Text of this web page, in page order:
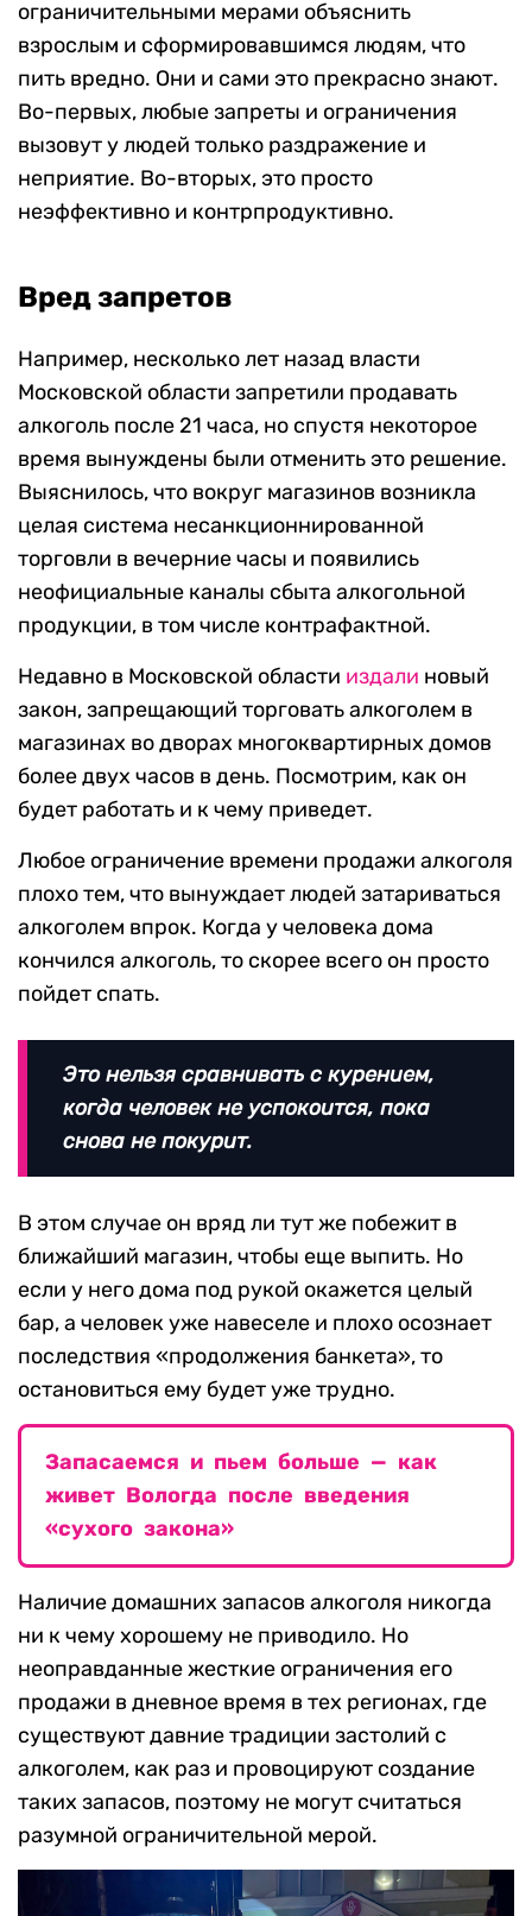
ограничительными мерами объяснить
взрослым и сформировавшимся людям, что
пить вредно. Они и сами это прекрасно знают.
Во-первых, любые запреты и ограничения
вызовут у людей только раздражение и
неприятие. Во-вторых, это просто
неэффективно и контрпродуктивно.
Вред запретов
Например, несколько лет назад власти
Московской области запретили продавать
алкоголь после 21 часа, но спустя некоторое
время вынуждены были отменить это решение.
Выяснилось, что вокруг магазинов возникла
целая система несанкционнированной
торговли в вечерние часы и появились
неофициальные каналы сбыта алкогольной
продукции, в том числе контрафактной.
Недавно в Московской области издали новый
закон, запрещающий торговать алкоголем в
магазинах во дворах многоквартирных домов
более двух часов в день. Посмотрим, как он
будет работать и к чему приведет.
Любое ограничение времени продажи алкоголя
плохо тем, что вынуждает людей затариваться
алкоголем впрок. Когда у человека дома
кончился алкоголь, то скорее всего он просто
пойдет спать.
Это нельзя сравнивать с курением,
когда человек не успокоится, пока
снова не покурит.
В этом случае он вряд ли тут же побежит в
ближайший магазин, чтобы еще выпить. Но
если у него дома под рукой окажется целый
бар, а человек уже навеселе и плохо осознает
последствия «продолжения банкета», то
остановиться ему будет уже трудно.
Запасаемся и пьем больше — как
живет Вологда после введения
«сухого закона»
Наличие домашних запасов алкоголя никогда
ни к чему хорошему не приводило. Но
неоправданные жесткие ограничения его
продажи в дневное время в тех регионах, где
существуют давние традиции застолий с
алкоголем, как раз и провоцируют создание
таких запасов, поэтому не могут считаться
разумной ограничительной мерой.